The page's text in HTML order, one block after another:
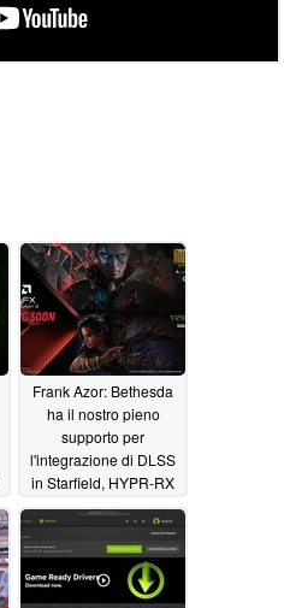
Frank Azor: Bethesda
ha il nostro pieno
supporto per
l'integrazione di DLSS
in Starfield, HYPR-RX
con Fluid Motion
Frames che verrà
lanciato nel Q1 24 ed è
un'esclusiva di RDNA
3 dGPU e iGPU